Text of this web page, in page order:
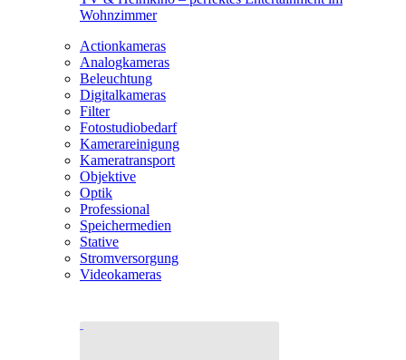
Wohnzimmer
Actionkameras
Analogkameras
Beleuchtung
Digitalkameras
Filter
Fotostudiobedarf
Kamerareinigung
Kameratransport
Objektive
Optik
Professional
Speichermedien
Stative
Stromversorgung
Videokameras